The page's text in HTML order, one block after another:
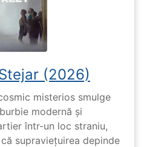
(2026)
misterios smulge
modernă și
într-un loc straniu,
supraviețuirea depinde